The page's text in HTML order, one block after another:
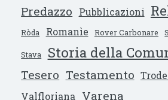
Predazzo
Pubblicazioni
Ròda Romanìe Rover Carbonare
Stava Storia della
Tesero Testamento
Valfloriana
Varena